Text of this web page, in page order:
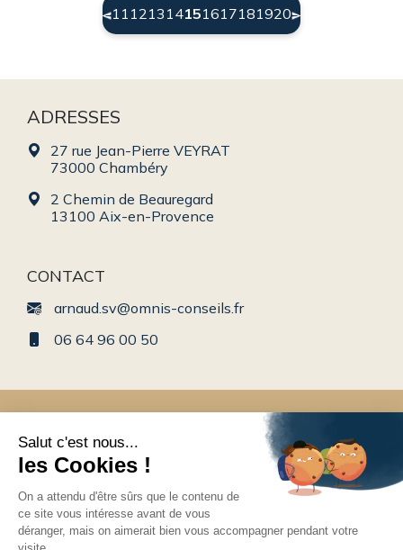
11 1213 1415(current)
1617181920
ADRESSES
27 rue Jean-Pierre VEYRAT
73000 Chambéry
2 Chemin de Beauregard
13100 Aix-en-Provence
CONTACT
arnaud.sv@omnis-conseils.fr
06 64 96 00 50
Conseil en gestion de patrimoine en Rhône-Alpes